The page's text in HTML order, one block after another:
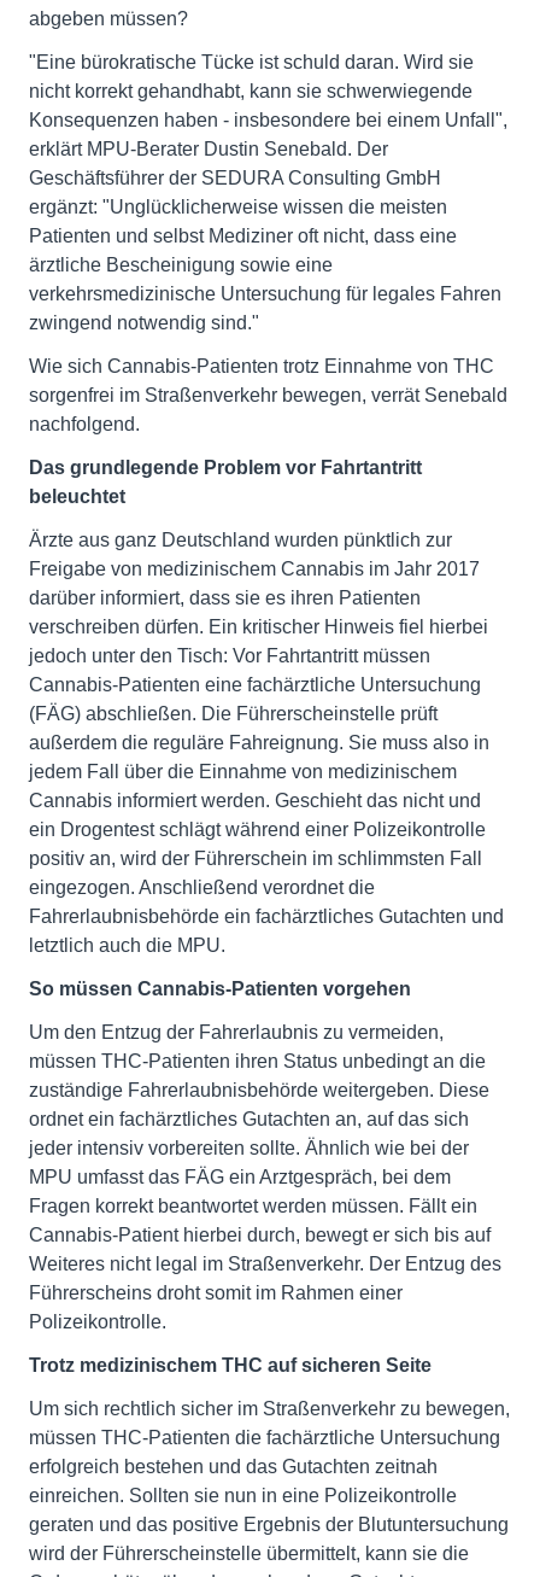
abgeben müssen?
"Eine bürokratische Tücke ist schuld daran. Wird sie
nicht korrekt gehandhabt, kann sie schwerwiegende
Konsequenzen haben - insbesondere bei einem Unfall",
erklärt MPU-Berater Dustin Senebald. Der
Geschäftsführer der SEDURA Consulting GmbH
ergänzt: "Unglücklicherweise wissen die meisten
Patienten und selbst Mediziner oft nicht, dass eine
ärztliche Bescheinigung sowie eine
verkehrsmedizinische Untersuchung für legales Fahren
zwingend notwendig sind."
Wie sich Cannabis-Patienten trotz Einnahme von THC
sorgenfrei im Straßenverkehr bewegen, verrät Senebald
nachfolgend.
Das grundlegende Problem vor Fahrtantritt
beleuchtet
Ärzte aus ganz Deutschland wurden pünktlich zur
Freigabe von medizinischem Cannabis im Jahr 2017
darüber informiert, dass sie es ihren Patienten
verschreiben dürfen. Ein kritischer Hinweis fiel hierbei
jedoch unter den Tisch: Vor Fahrtantritt müssen
Cannabis-Patienten eine fachärztliche Untersuchung
(FÄG) abschließen. Die Führerscheinstelle prüft
außerdem die reguläre Fahreignung. Sie muss also in
jedem Fall über die Einnahme von medizinischem
Cannabis informiert werden. Geschieht das nicht und
ein Drogentest schlägt während einer Polizeikontrolle
positiv an, wird der Führerschein im schlimmsten Fall
eingezogen. Anschließend verordnet die
Fahrerlaubnisbehörde ein fachärztliches Gutachten und
letztlich auch die MPU.
So müssen Cannabis-Patienten vorgehen
Um den Entzug der Fahrerlaubnis zu vermeiden,
müssen THC-Patienten ihren Status unbedingt an die
zuständige Fahrerlaubnisbehörde weitergeben. Diese
ordnet ein fachärztliches Gutachten an, auf das sich
jeder intensiv vorbereiten sollte. Ähnlich wie bei der
MPU umfasst das FÄG ein Arztgespräch, bei dem
Fragen korrekt beantwortet werden müssen. Fällt ein
Cannabis-Patient hierbei durch, bewegt er sich bis auf
Weiteres nicht legal im Straßenverkehr. Der Entzug des
Führerscheins droht somit im Rahmen einer
Polizeikontrolle.
Trotz medizinischem THC auf sicheren Seite
Um sich rechtlich sicher im Straßenverkehr zu bewegen,
müssen THC-Patienten die fachärztliche Untersuchung
erfolgreich bestehen und das Gutachten zeitnah
einreichen. Sollten sie nun in eine Polizeikontrolle
geraten und das positive Ergebnis der Blutuntersuchung
wird der Führerscheinstelle übermittelt, kann sie die